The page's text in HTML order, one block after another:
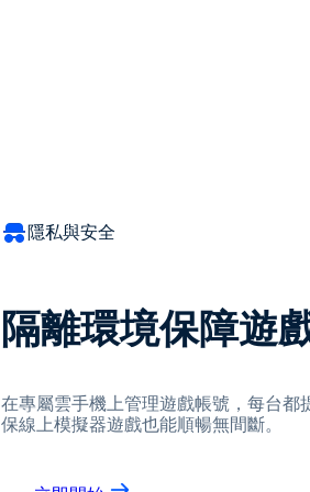
隱私與安全
隔離環境保障遊
在專屬雲手機上管理遊戲帳號，每台都
保線上模擬器遊戲也能順暢無間斷。